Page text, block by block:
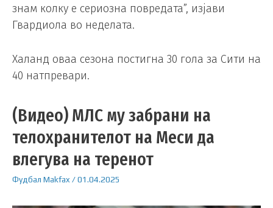
знам колку е сериозна повредата”, изјави
Гвардиола во неделата.
Халанд оваа сезона постигна 30 гола за Сити на
40 натпревари.
(Видео) МЛС му забрани на
телохранителот на Меси да
влегува на теренот
Фудбал Makfax /01.04.2025